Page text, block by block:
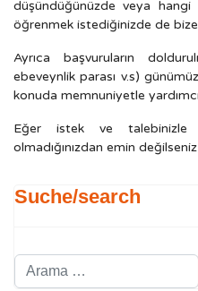
düşündüğünüzde veya hangi
öğrenmek istediğinizde de bize
Ayrıca başvuruların
ebeveynlik parası v.s)
konuda memnuniyetle
Eğer istek ve
olmadığınızdan emin
Suche/search
Arama